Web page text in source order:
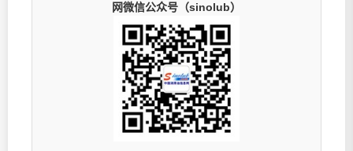
网微信公众号（sinolub）